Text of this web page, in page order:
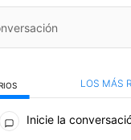
LOS MÁS
Inicie la